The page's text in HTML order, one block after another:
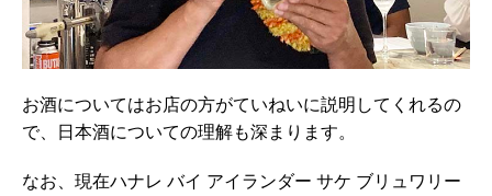
お酒についてはお店の方がていねいに説明してくれるの
で、日本酒についての理解も深まります。
なお、現在ハナレ バイ アイランダー サケ ブリュワリー